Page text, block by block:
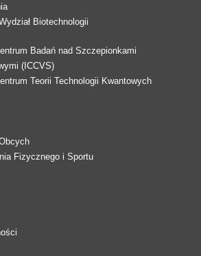
Biotechnologii
Badań nad Szczepionkami
(ICCVS)
Teorii Technologii Kwantowych
Fizycznego i Sportu